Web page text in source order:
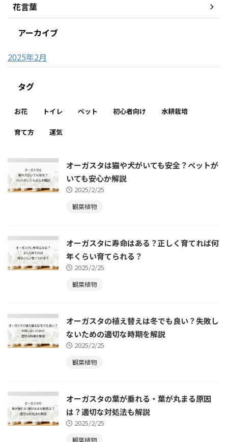
花言葉
アーカイブ
2025年2月
タグ
お花 トイレ ペット 初心者向け 水耕栽培
育て方 運気
オーガスタは猫や犬がいても安全？ペットが
いても安心か解説
2025/2/25
観葉植物
オーガスタに寿命はある？正しく育てれば何
年くらい育てられる？
2025/2/25
観葉植物
オーガスタの植え替えは冬でも良い？失敗し
ないための適切な時期を解説
2025/2/25
観葉植物
オーガスタの葉が垂れる・葉が丸まる原因
は？適切な対処法も解説
2025/2/25
観葉植物